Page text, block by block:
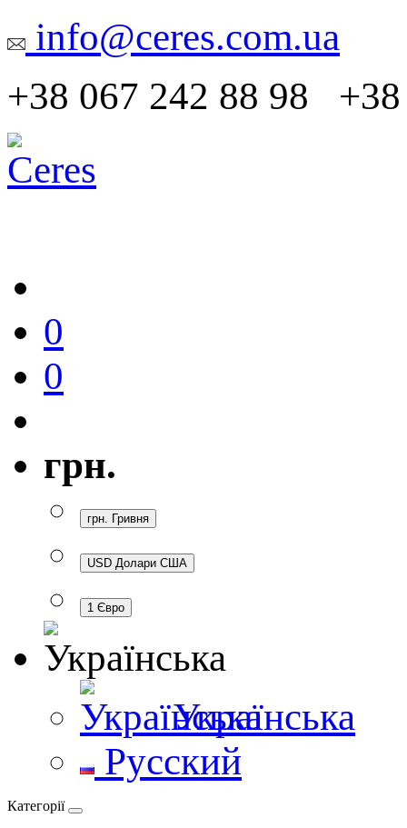
info@ceres.com.ua
+38 067 242 88 98 +38
0
0
грн.
грн. Гривня
USD Долари США
1 Євро
Українська
Русский
Категорії